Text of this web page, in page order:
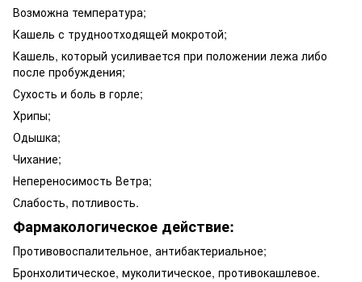
Возможна температура;
Кашель с трудноотходящей мокротой;
Кашель, который усиливается при положении лежа либо
после пробуждения;
Сухость и боль в горле;
Хрипы;
Одышка;
Чихание;
Непереносимость Ветра;
Слабость, потливость.
Фармакологическое действие:
Противовоспалительное, антибактериальное;
Бронхолитическое, муколитическое, противокашлевое.